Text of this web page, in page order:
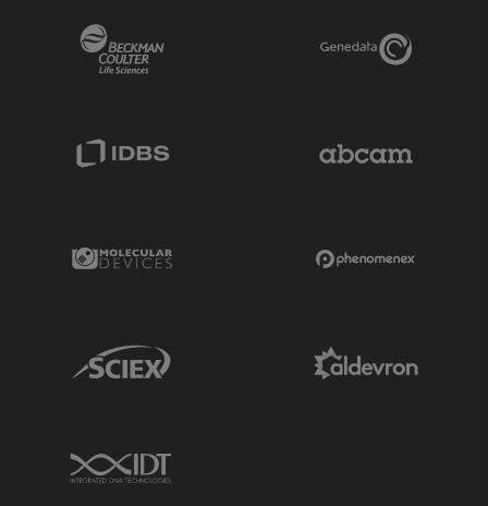
Genedata Link
Molecular Devices Link
Sciex Link
IDT Link